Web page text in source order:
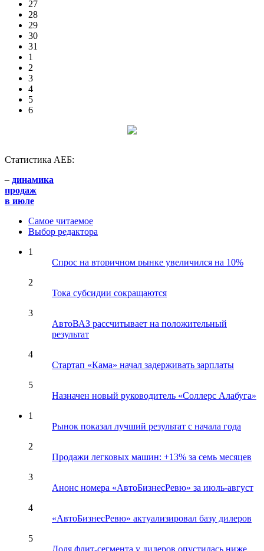
27
28
29
30
31
1
2
3
4
5
6
Статистика АЕБ:
– динамика
продаж
в июле
Самое читаемое
Выбор редактора
1
Спрос на вторичном рынке увеличился на 10%
2
Тока субсидии сокращаются
3
АвтоВАЗ рассчитывает на положительный
результат
4
Стартап «Кама» начал задерживать зарплаты
5
Назначен новый руководитель «Соллерс Алабуга»
1
Рынок показал лучший результат с начала года
2
Продажи легковых машин: +13% за семь месяцев
3
Анонс номера «АвтоБизнесРевю» за июль-август
4
«АвтоБизнесРевю» актуализировал базу дилеров
5
Доля флит-сегмента у дилеров опустилась ниже